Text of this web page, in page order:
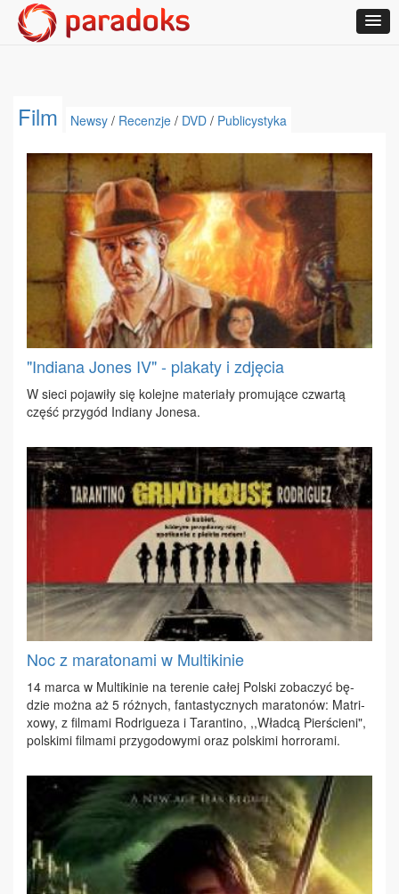
Film Newsy / Recenzje / DVD / Publicystyka
"Indiana Jones IV" - plakaty i zdjęcia
W sie­ci po­ja­wi­ły się ko­lej­ne ma­te­ria­ły pro­mu­ją­ce czwar­tą
część przy­gód In­dia­ny Jo­ne­sa.
Noc z maratonami w Multikinie
14 mar­ca w Mul­ti­ki­nie na te­re­nie ca­łej Pol­ski zo­ba­czyć bę­
dzie moż­na aż 5 róż­nych, fan­ta­stycz­nych ma­ra­to­nów: Ma­tri­
xo­wy, z fil­ma­mi Ro­dri­gu­eza i Ta­ran­ti­no, ,,Wład­cą Pier­ście­ni",
pol­ski­mi fil­ma­mi przy­go­do­wy­mi oraz pol­ski­mi hor­ro­ra­mi.